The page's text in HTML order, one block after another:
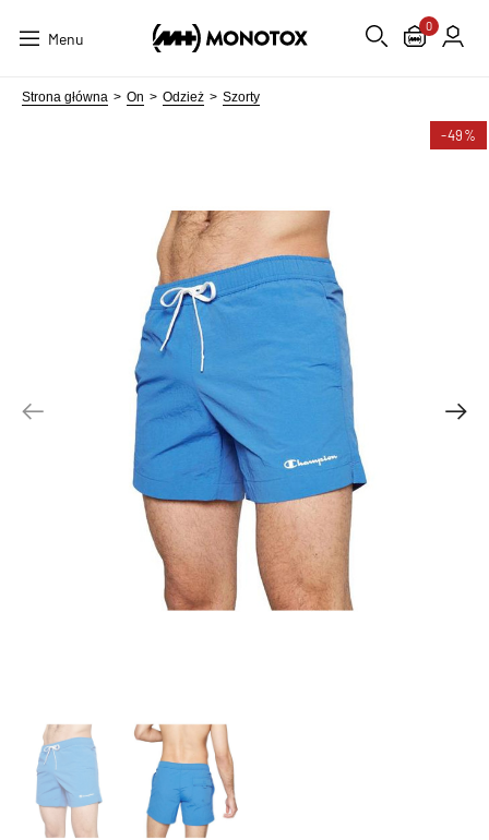
Menu
0
Strona główna On Odzież Szorty
-49%